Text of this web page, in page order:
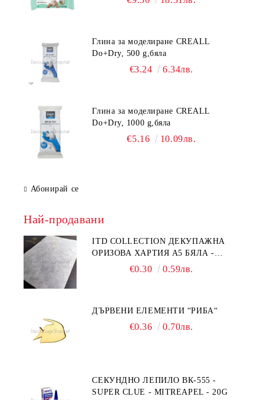
Глина за моделиране CREALL
Do+Dry, 500 g,бяла
€3.24 6.34лв.
Глина за моделиране CREALL
Do+Dry, 1000 g,бяла
€5.16 10.09лв.
Абонирай се
Най-продавани
ITD COLLECTION ДЕКУПАЖНА
ОРИЗОВА ХАРТИЯ А5 БЯЛА -
€0.30 0.59лв.
ДЪРВЕНИ ЕЛЕМЕНТИ “РИБА“
€0.36 0.70лв.
СЕКУНДНО ЛЕПИЛО ВК-555 -
SUPER CLUE - MITREAPEL - 20G